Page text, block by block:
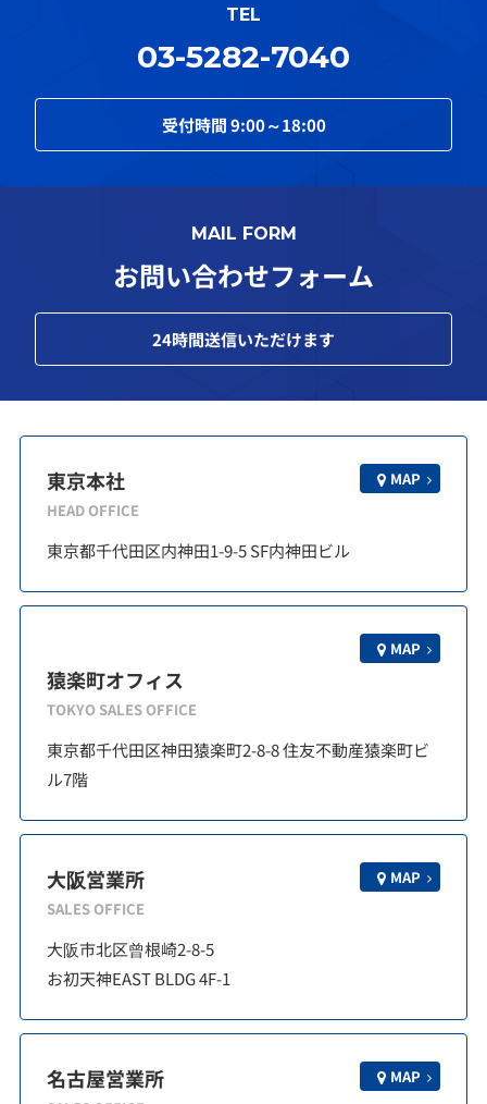
TEL
03-5282-7040
受付時間9:00～18:00
MAIL FORM
お問い合わせフォーム
24時間送信いただけます
東京本社
HEAD OFFICE
MAP
東京都千代田区内神田1-9-5 SF内神田ビル
猿楽町オフィス
TOKYO SALES OFFICE
MAP
東京都千代田区神田猿楽町2-8-8 住友不動産猿楽町ビ
ル7階
大阪営業所
SALES OFFICE
MAP
大阪市北区曾根崎2-8-5
お初天神EAST BLDG 4F-1
名古屋営業所 MAP